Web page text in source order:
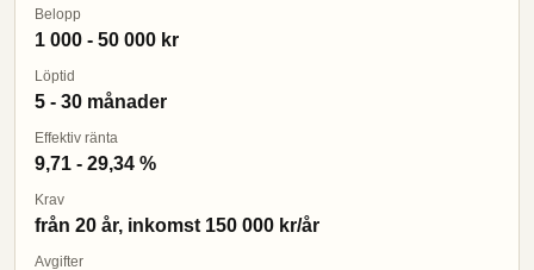
Belopp
1 000 - 50 000 kr
Löptid
5 - 30 månader
Effektiv ränta
9,71 - 29,34 %
Krav
från 20 år, inkomst 150 000 kr/år
Avgifter